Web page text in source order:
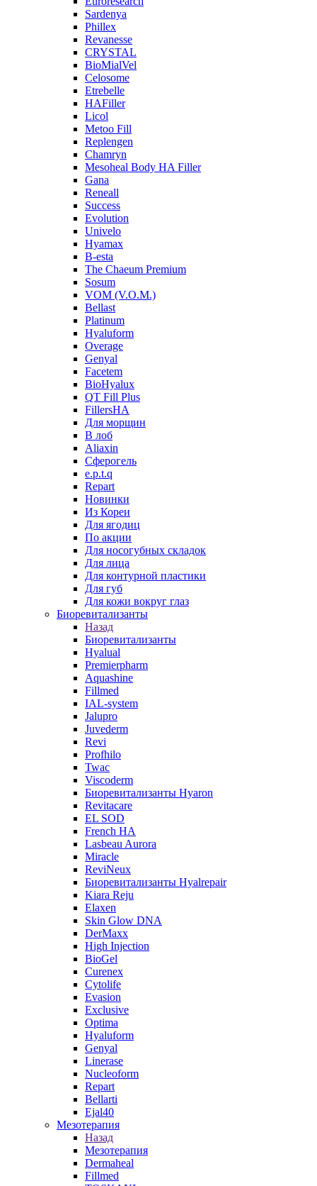
Sardenya
Phillex
Revanesse
CRYSTAL
BioMialVel
Celosome
Etrebelle
HAFiller
Licol
Metoo Fill
Replengen
Chamryn
Mesoheal Body HA Filler
Gana
Reneall
Success
Evolution
Univelo
Hyamax
B-esta
The Chaeum Premium
Sosum
VOM (V.O.M.)
Bellast
Platinum
Hyaluform
Overage
Genyal
Facetem
BioHyalux
QT Fill Plus
FillersHA
Для морщин
В лоб
Aliaxin
Сферогель
e.p.t.q
Repart
Новинки
Из Кореи
Для ягодиц
По акции
Для носогубных складок
Для лица
Для контурной пластики
Для губ
Для кожи вокруг глаз
Биоревитализанты
Назад
Биоревитализанты
Hyalual
Premierpharm
Aquashine
Fillmed
IAL-system
Jalupro
Juvederm
Revi
Profhilo
Twac
Viscoderm
Биоревитализанты Hyaron
Revitacare
EL SOD
French HA
Lasbeau Aurora
Miracle
ReviNeux
Биоревитализанты Hyalrepair
Kiara Reju
Elaxen
Skin Glow DNA
DerMaxx
High Injection
BioGel
Curenex
Cytolife
Evasion
Exclusive
Optima
Hyaluform
Genyal
Linerase
Nucleoform
Repart
Bellarti
Ejal40
Мезотерапия
Назад
Мезотерапия
Dermaheal
Fillmed